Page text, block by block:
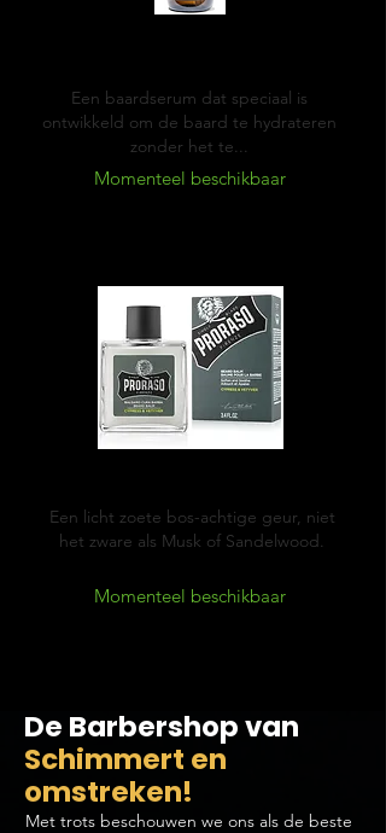
Een baardserum dat speciaal is
ontwikkeld om de baard te hydrateren
zonder het te...
Momenteel beschikbaar
Een licht zoete bos-achtige geur, niet
het zware als Musk of Sandelwood.
Momenteel beschikbaar
De Barbershop van
Schimmert en
omstreken!
Met trots beschouwen we ons als de beste